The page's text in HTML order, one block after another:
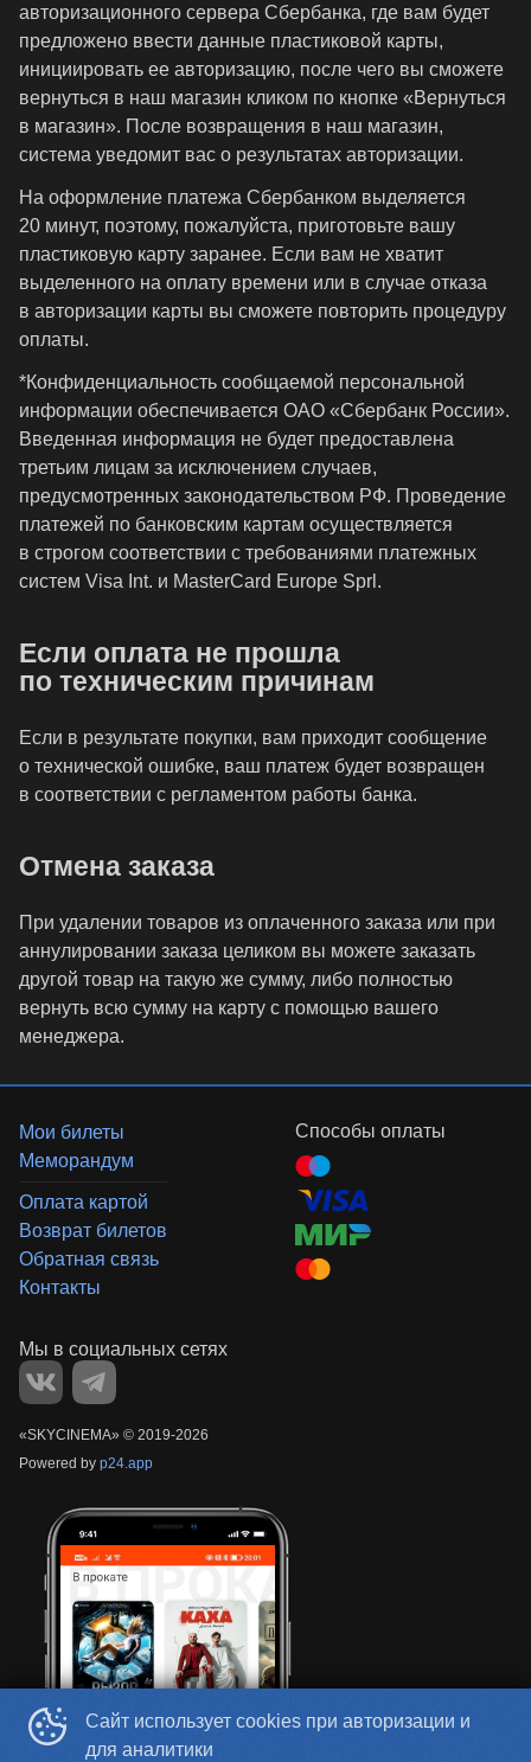
авторизационного сервера Сбербанка, где вам будет
предложено ввести данные пластиковой карты,
инициировать ее авторизацию, после чего вы сможете
вернуться в наш магазин кликом по кнопке «Вернуться
в магазин». После возвращения в наш магазин,
система уведомит вас о результатах авторизации.
На оформление платежа Сбербанком выделяется
20 минут, поэтому, пожалуйста, приготовьте вашу
пластиковую карту заранее. Если вам не хватит
выделенного на оплату времени или в случае отказа
в авторизации карты вы сможете повторить процедуру
оплаты.
*Конфиденциальность сообщаемой персональной
информации обеспечивается ОАО «Сбербанк России».
Введенная информация не будет предоставлена
третьим лицам за исключением случаев,
предусмотренных законодательством РФ. Проведение
платежей по банковским картам осуществляется
в строгом соответствии с требованиями платежных
систем Visa Int. и MasterCard Europe Sprl.
Если оплата не прошла
по техническим причинам
Если в результате покупки, вам приходит сообщение
о технической ошибке, ваш платеж будет возвращен
в соответствии с регламентом работы банка.
Отмена заказа
При удалении товаров из оплаченного заказа или при
аннулировании заказа целиком вы можете заказать
другой товар на такую же сумму, либо полностью
вернуть всю сумму на карту с помощью вашего
менеджера.
Сайт использует cookies при авторизации и
для аналитики
Мои билеты
Меморандум
Оплата картой
Возврат билетов
Обратная связь
Контакты
Способы оплаты
«‎SKYCINEMA» © 2019-2026
Powered by p24.app